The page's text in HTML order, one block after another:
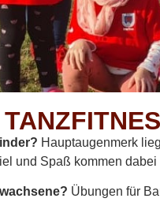
Hauptaugenmerk
und Spaß kommen
Übungen für